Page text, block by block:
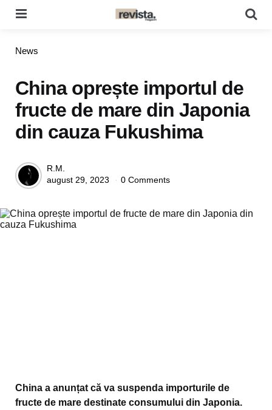
Categories
News
China oprește importul de
fructe de mare din Japonia
din cauza Fukushima
Posted
by
R.M.
august 29, 2023
0 Comments
China a anunțat că va suspenda importurile de
fructe de mare destinate consumului din Japonia.